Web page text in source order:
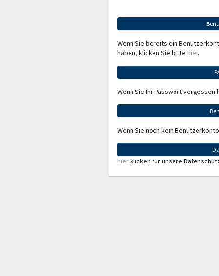
Wenn Sie bereits ein
haben, klicken Sie bitte hier.
Wenn Sie Ihr Passwort vergessen
Wenn Sie noch kein
hierklicken für unsere